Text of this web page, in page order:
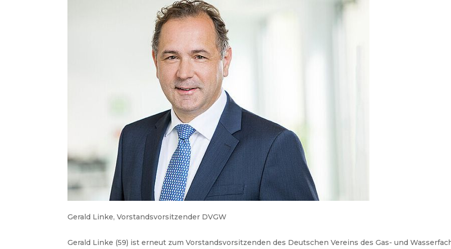
Gerald Linke, Vorstandsvorsitzender DVGW
Gerald Linke (59) ist erneut zum Vorstandsvorsitzenden des Deutschen Vereins des Gas- und